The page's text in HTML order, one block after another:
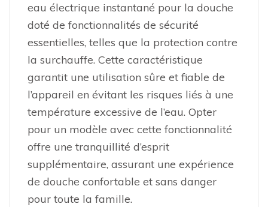
eau électrique instantané pour la douche
doté de fonctionnalités de sécurité
essentielles, telles que la protection contre
la surchauffe. Cette caractéristique
garantit une utilisation sûre et fiable de
l’appareil en évitant les risques liés à une
température excessive de l’eau. Opter
pour un modèle avec cette fonctionnalité
offre une tranquillité d’esprit
supplémentaire, assurant une expérience
de douche confortable et sans danger
pour toute la famille.